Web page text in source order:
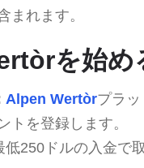
まれます。
を始め
Alpen Wertòrプラ
トを登録します。
低250ドルの入金で